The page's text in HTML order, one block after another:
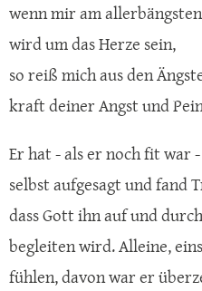
wenn mir am allerbängsten
wird um das Herze sein,
so reiß mich aus den
kraft deiner Angst und
Er hat - als er noch fit war
selbst aufgesagt und fand
dass Gott ihn auf und
begleiten wird. Alleine,
fühlen, davon war er